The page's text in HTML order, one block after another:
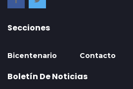
Secciones
Bicentenario Contacto
Boletín De Noticias